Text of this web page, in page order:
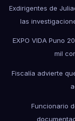
Exdirigentes de
las
EXPO VIDA Puno
mil
Fiscalía advierte
Funcionario